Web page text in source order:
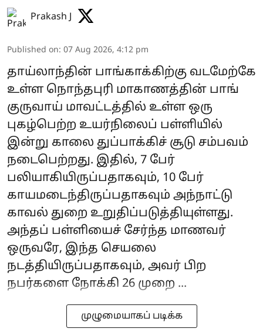
Prakash J
Published on: 07 Aug 2026, 4:12 pm
தாய்லாந்தின் பாங்காக்கிற்கு வடமேற்கே
உள்ள நொந்தபுரி மாகாணத்தின் பாங்
குருவாய் மாவட்டத்தில் உள்ள ஒரு
புகழ்பெற்ற உயர்நிலைப் பள்ளியில்
இன்று காலை துப்பாக்கிச் சூடு சம்பவம்
நடைபெற்றது. இதில், 7 பேர்
பலியாகியிருப்பதாகவும், 10 பேர்
காயமடைந்திருப்பதாகவும் அந்நாட்டு
காவல் துறை உறுதிப்படுத்தியுள்ளது.
அந்தப் பள்ளியைச் சேர்ந்த மாணவர்
ஒருவரே, இந்த செயலை
நடத்தியிருப்பதாகவும், அவர் பிற
நபர்களை நோக்கி 26 முறை ...
முழுமையாகப் படிக்க